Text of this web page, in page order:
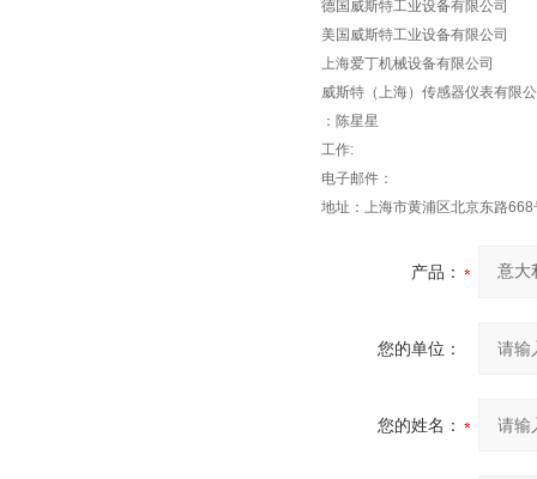
德国威斯特工业设备有限公司
美国威斯特工业设备有限公司
上海爱丁机械设备有限公司
威斯特（上海）传感器仪表有限
：陈星星
工作:
电子邮件：
地址：上海市黄浦区北京东路
产品：
您的单位：
您的姓名：